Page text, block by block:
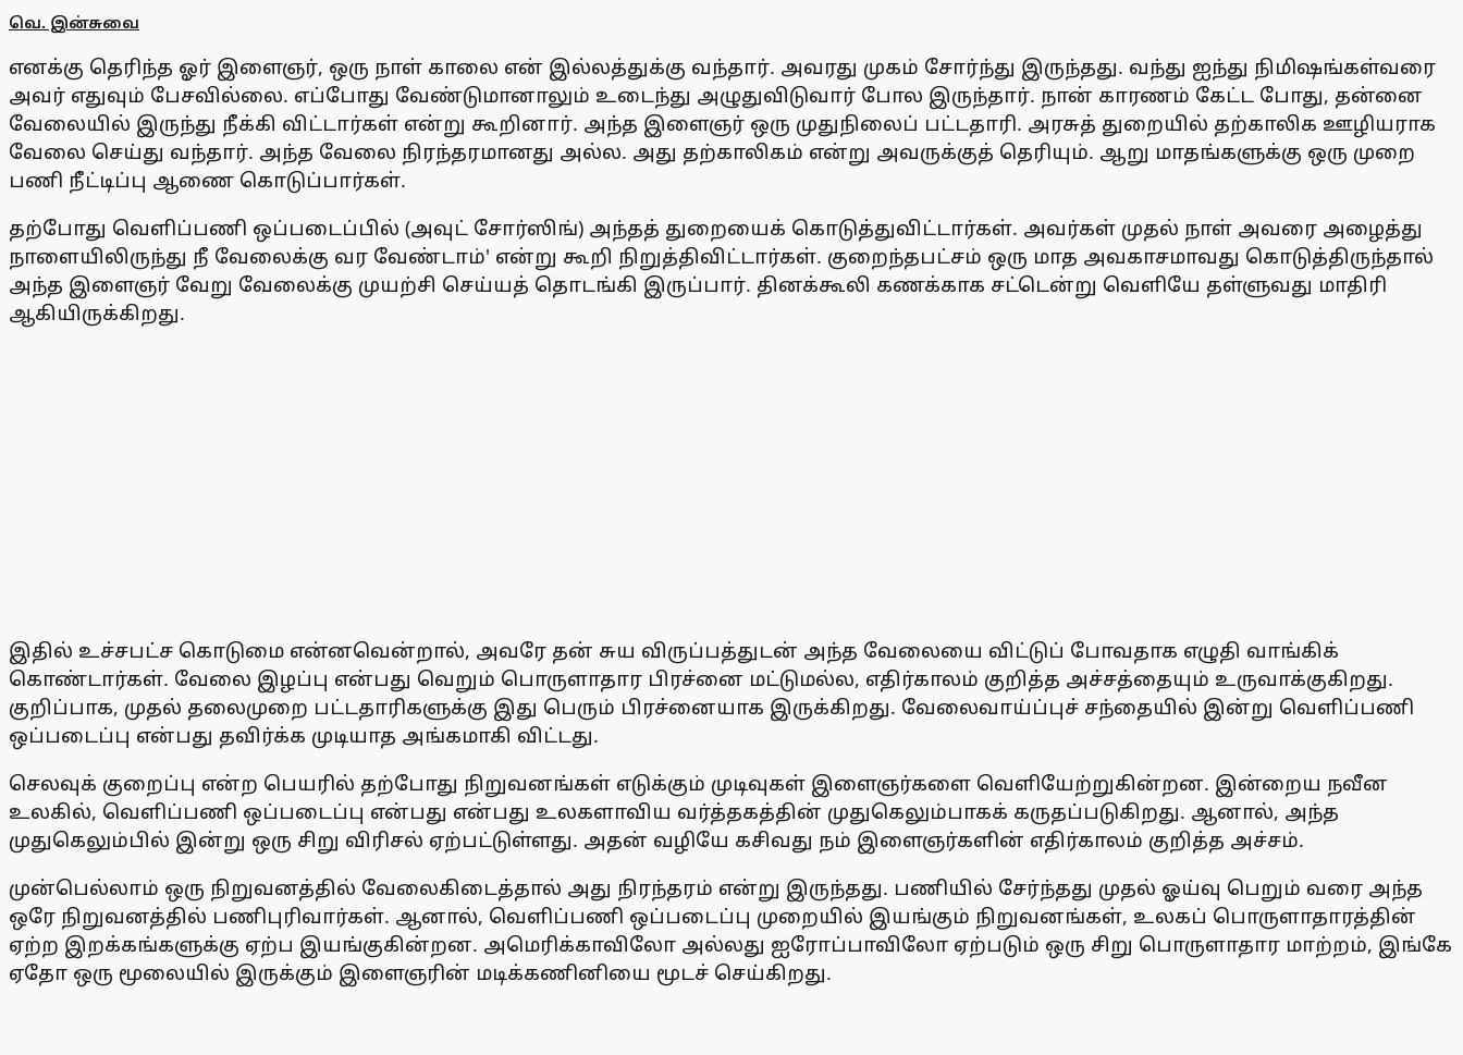
வெ. இன்சுவை
எனக்கு தெரிந்த ஓர் இளைஞர், ஒரு நாள் காலை என் இல்லத்துக்கு வந்தார். அவரது முகம் சோர்ந்து இருந்தது. வந்து ஐந்து நிமிஷங்கள்வரை
அவர் எதுவும் பேசவில்லை. எப்போது வேண்டுமானாலும் உடைந்து அழுதுவிடுவார் போல இருந்தார். நான் காரணம் கேட்ட போது, தன்னை
வேலையில் இருந்து நீக்கி விட்டார்கள் என்று கூறினார். அந்த இளைஞர் ஒரு முதுநிலைப் பட்டதாரி. அரசுத் துறையில் தற்காலிக ஊழியராக
வேலை செய்து வந்தார். அந்த வேலை நிரந்தரமானது அல்ல. அது தற்காலிகம் என்று அவருக்குத் தெரியும். ஆறு மாதங்களுக்கு ஒரு முறை
பணி நீட்டிப்பு ஆணை கொடுப்பார்கள்.
தற்போது வெளிப்பணி ஒப்படைப்பில் (அவுட் சோர்ஸிங்) அந்தத் துறையைக் கொடுத்துவிட்டார்கள். அவர்கள் முதல் நாள் அவரை அழைத்து
நாளையிலிருந்து நீ வேலைக்கு வர வேண்டாம்' என்று கூறி நிறுத்திவிட்டார்கள். குறைந்தபட்சம் ஒரு மாத அவகாசமாவது கொடுத்திருந்தால்
அந்த இளைஞர் வேறு வேலைக்கு முயற்சி செய்யத் தொடங்கி இருப்பார். தினக்கூலி கணக்காக சட்டென்று வெளியே தள்ளுவது மாதிரி
ஆகியிருக்கிறது.
இதில் உச்சபட்ச கொடுமை என்னவென்றால், அவரே தன் சுய விருப்பத்துடன் அந்த வேலையை விட்டுப் போவதாக எழுதி வாங்கிக்
கொண்டார்கள். வேலை இழப்பு என்பது வெறும் பொருளாதார பிரச்னை மட்டுமல்ல, எதிர்காலம் குறித்த அச்சத்தையும் உருவாக்குகிறது.
குறிப்பாக, முதல் தலைமுறை பட்டதாரிகளுக்கு இது பெரும் பிரச்னையாக இருக்கிறது. வேலைவாய்ப்புச் சந்தையில் இன்று வெளிப்பணி
ஒப்படைப்பு என்பது தவிர்க்க முடியாத அங்கமாகி விட்டது.
செலவுக் குறைப்பு என்ற பெயரில் தற்போது நிறுவனங்கள் எடுக்கும் முடிவுகள் இளைஞர்களை வெளியேற்றுகின்றன. இன்றைய நவீன
உலகில், வெளிப்பணி ஒப்படைப்பு என்பது என்பது உலகளாவிய வர்த்தகத்தின் முதுகெலும்பாகக் கருதப்படுகிறது. ஆனால், அந்த
முதுகெலும்பில் இன்று ஒரு சிறு விரிசல் ஏற்பட்டுள்ளது. அதன் வழியே கசிவது நம் இளைஞர்களின் எதிர்காலம் குறித்த அச்சம்.
முன்பெல்லாம் ஒரு நிறுவனத்தில் வேலைகிடைத்தால் அது நிரந்தரம் என்று இருந்தது. பணியில் சேர்ந்தது முதல் ஓய்வு பெறும் வரை அந்த
ஒரே நிறுவனத்தில் பணிபுரிவார்கள். ஆனால், வெளிப்பணி ஒப்படைப்பு முறையில் இயங்கும் நிறுவனங்கள், உலகப் பொருளாதாரத்தின்
ஏற்ற இறக்கங்களுக்கு ஏற்ப இயங்குகின்றன. அமெரிக்காவிலோ அல்லது ஐரோப்பாவிலோ ஏற்படும் ஒரு சிறு பொருளாதார மாற்றம், இங்கே
ஏதோ ஒரு மூலையில் இருக்கும் இளைஞரின் மடிக்கணினியை மூடச் செய்கிறது.